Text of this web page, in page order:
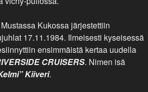
Kukossa järjestettiin
17.11.1984. Ilmeisesti kyseisessä
ensimmäistä kertaa uudella
CRUISERS. Nimen isä
Kiiveri.